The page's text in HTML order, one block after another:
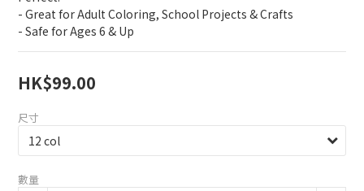
- Great for Adult Coloring, School Projects & Crafts
- Safe for Ages 6 & Up
HK$99.00
尺寸
數量